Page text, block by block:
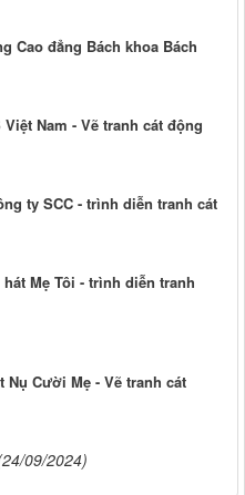
Cao đẳng Bách khoa Bách
Nam - Vẽ tranh cát động
ty SCC - trình diễn tranh cát
Mẹ Tôi - trình diễn tranh
Cười Mẹ - Vẽ tranh cát
09/2024)